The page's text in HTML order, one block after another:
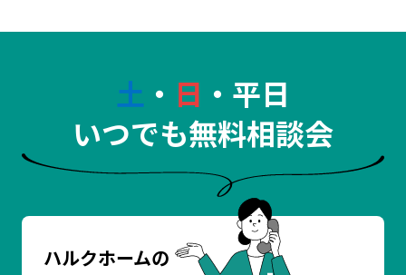
土 ・ 日 ・平日
いつでも無料相談会
ハルクホームの